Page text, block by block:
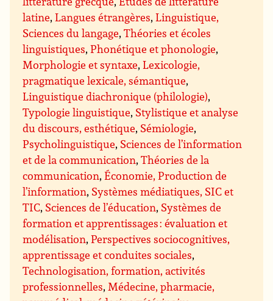
latine,Langues étrangères,Linguistique,
Sciences du langage,Théories et écoles
linguistiques,Phonétique et phonologie,
Morphologie et syntaxe,Lexicologie,
pragmatique lexicale, sémantique,
Linguistique diachronique (philologie),
Typologie linguistique, Stylistique et analyse
du discours, esthétique, Sémiologie,
Psycholinguistique, Sciences de l’information
et de la communication,Théories de la
communication,Économie, Production de
l’information, Systèmes médiatiques, SIC et
TIC, Sciences de l’éducation, Systèmes de
formation et apprentissages : évaluation et
modélisation,Perspectives sociocognitives,
apprentissage et conduites sociales,
Technologisation, formation, activités
professionnelles, Médecine, pharmacie,